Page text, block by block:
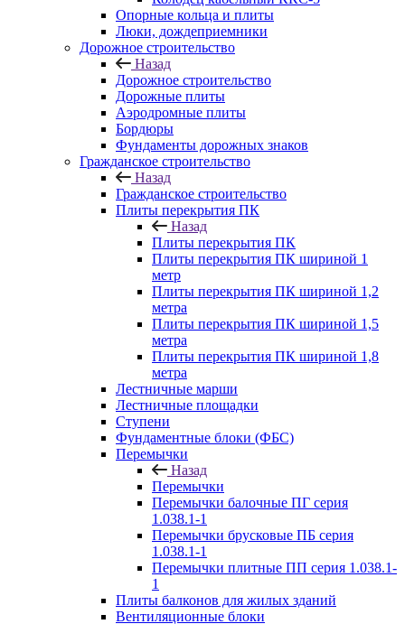
Опорные кольца и плиты
Люки, дождеприемники
Дорожное строительство
Назад
Дорожное строительство
Дорожные плиты
Аэродромные плиты
Бордюры
Фундаменты дорожных знаков
Гражданское строительство
Назад
Гражданское строительство
Плиты перекрытия ПК
Назад
Плиты перекрытия ПК
Плиты перекрытия ПК шириной 1
метр
Плиты перекрытия ПК шириной 1,2
метра
Плиты перекрытия ПК шириной 1,5
метра
Плиты перекрытия ПК шириной 1,8
метра
Лестничные марши
Лестничные площадки
Ступени
Фундаментные блоки (ФБС)
Перемычки
Назад
Перемычки
Перемычки балочные ПГ серия
1.038.1-1
Перемычки брусковые ПБ серия
1.038.1-1
Перемычки плитные ПП серия 1.038.1-
1
Плиты балконов для жилых зданий
Вентиляционные блоки